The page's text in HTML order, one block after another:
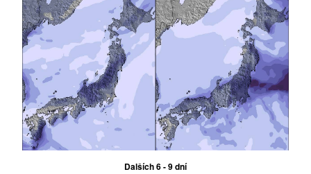
Dalších 6 - 9 dní